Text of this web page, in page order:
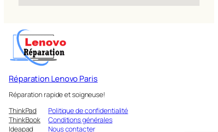
Réparation Lenovo Paris
Réparation rapide et soigneuse!
ThinkPad
ThinkBook
Ideapad
Politique de confidentialité
Conditions générales
Nous contacter